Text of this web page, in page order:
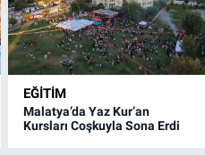
EĞITIM
Malatya’da Yaz Kur’an
Kursları Coşkuyla Sona Erdi